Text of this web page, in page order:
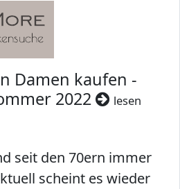
Damen kaufen -
2022
lesen
seit den 70ern immer
scheint es wieder